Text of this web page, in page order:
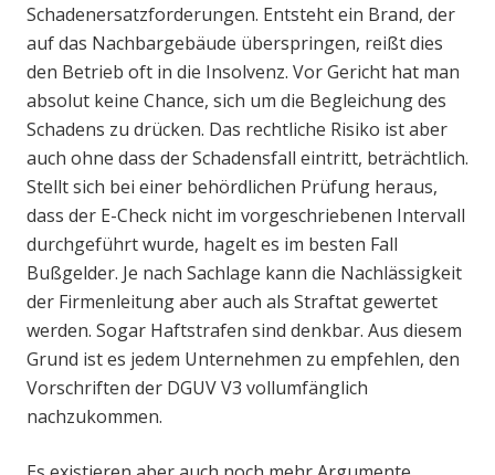
Schadenersatzforderungen. Entsteht ein Brand, der
auf das Nachbargebäude überspringen, reißt dies
den Betrieb oft in die Insolvenz. Vor Gericht hat man
absolut keine Chance, sich um die Begleichung des
Schadens zu drücken. Das rechtliche Risiko ist aber
auch ohne dass der Schadensfall eintritt, beträchtlich.
Stellt sich bei einer behördlichen Prüfung heraus,
dass der E-Check nicht im vorgeschriebenen Intervall
durchgeführt wurde, hagelt es im besten Fall
Bußgelder. Je nach Sachlage kann die Nachlässigkeit
der Firmenleitung aber auch als Straftat gewertet
werden. Sogar Haftstrafen sind denkbar. Aus diesem
Grund ist es jedem Unternehmen zu empfehlen, den
Vorschriften der DGUV V3 vollumfänglich
nachzukommen.